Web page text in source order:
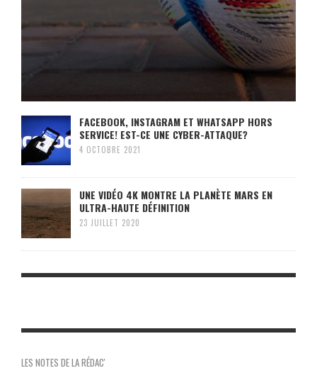
FACEBOOK, INSTAGRAM ET WHATSAPP HORS
SERVICE! EST-CE UNE CYBER-ATTAQUE?
4 OCTOBRE 2021
UNE VIDÉO 4K MONTRE LA PLANÈTE MARS EN
ULTRA-HAUTE DÉFINITION
23 JUILLET 2020
LES NOTES DE LA RÉDAC'